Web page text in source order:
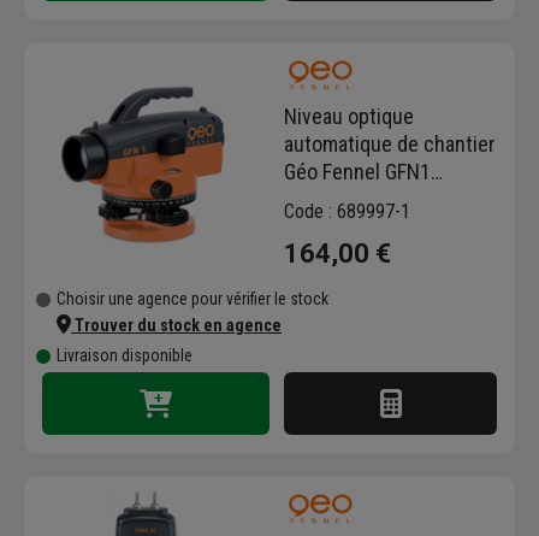
Niveau optique
automatique de chantier
Géo Fennel GFN1
400GON
Code : 689997-1
164,00 €
Choisir une agence pour vérifier le stock
Trouver du stock en agence
Livraison disponible